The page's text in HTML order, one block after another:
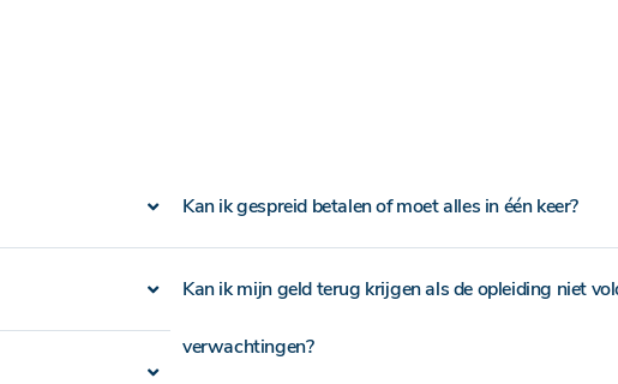
Kan ik gespreid betalen of moet alles in één keer?
Kan ik mijn geld terug krijgen als de opleiding niet
verwachtingen?